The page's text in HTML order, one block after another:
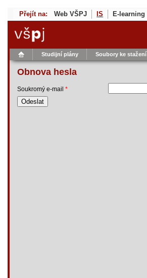
Přejít na: Web VŠPJ IS E-learning
Studijní plány Soubory ke stažení
Obnova hesla
Soukromý e-mail